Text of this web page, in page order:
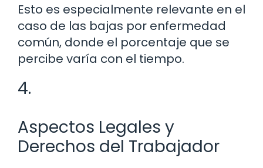
Esto es especialmente relevante en el
caso de las bajas por enfermedad
común, donde el porcentaje que se
percibe varía con el tiempo.
4.
Aspectos Legales y
Derechos del Trabajador